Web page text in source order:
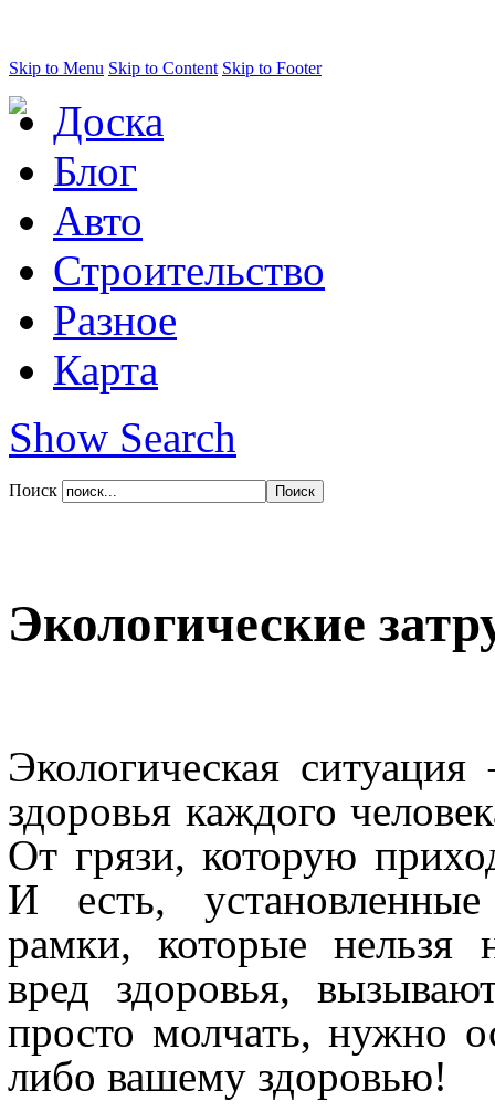
Skip to Menu Skip to Content Skip to Footer
Доска
Блог
Авто
Строительство
Разное
Карта
Show Search
Поиск
Экологические
Экологическая
здоровья каждого
От грязи, которую
И есть, установленные
рамки, которые нельзя
вред здоровья,
просто молчать, нужно
либо вашему здоровью!